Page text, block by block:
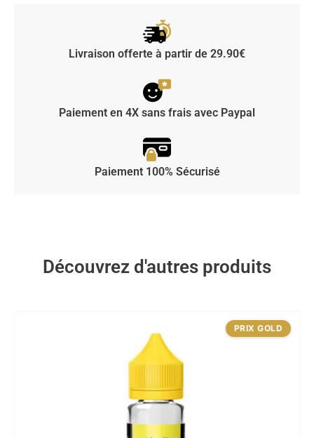
Livraison offerte à partir de 29.90€
Paiement en 4X sans frais avec Paypal
Paiement 100% Sécurisé
Découvrez d'autres produits
PRIX GOLD